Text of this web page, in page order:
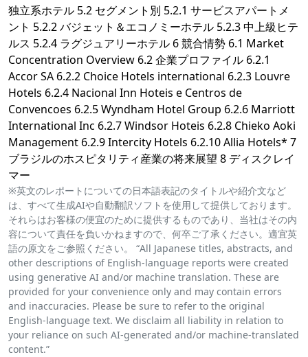
独立系ホテル 5.2 セグメント別 5.2.1 サービスアパートメ
ント 5.2.2 バジェット＆エコノミーホテル 5.2.3 中上級ヒテ
ルス 5.2.4 ラグジュアリーホテル 6 競合情勢 6.1 Market
Concentration Overview 6.2 企業プロファイル 6.2.1
Accor SA 6.2.2 Choice Hotels international 6.2.3 Louvre
Hotels 6.2.4 Nacional Inn Hoteis e Centros de
Convencoes 6.2.5 Wyndham Hotel Group 6.2.6 Marriott
International Inc 6.2.7 Windsor Hoteis 6.2.8 Chieko Aoki
Management 6.2.9 Intercity Hotels 6.2.10 Allia Hotels* 7
ブラジルのホスピタリティ産業の将来展望 8 ディスクレイ
マー
※英文のレポートについての日本語表記のタイトルや紹介文など
は、すべて生成AIや自動翻訳ソフトを使用して提供しております。
それらはお客様の便宜のために提供するものであり、当社はその内
容について責任を負いかねますので、何卒ご了承ください。適宜英
語の原文をご参照ください。 “All Japanese titles, abstracts, and
other descriptions of English-language reports were created
using generative AI and/or machine translation. These are
provided for your convenience only and may contain errors
and inaccuracies. Please be sure to refer to the original
English-language text. We disclaim all liability in relation to
your reliance on such AI-generated and/or machine-translated
content.”